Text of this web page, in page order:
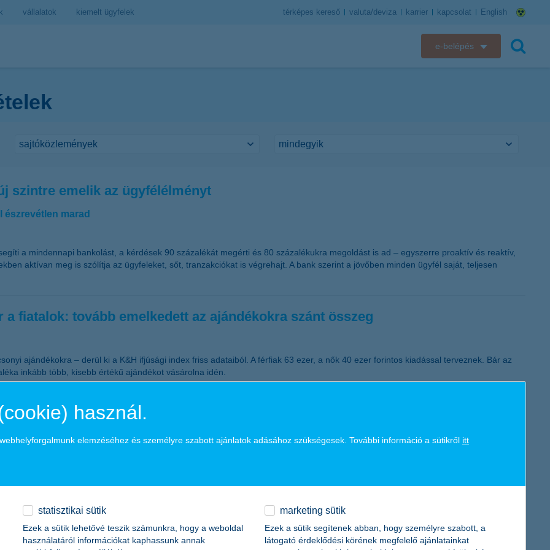
vállalatok kiemelt ügyfelek térképes kereső valuta/deviza karrier kapcsolat English
e-belépés
K&H e-kártyafelület
szintre emelik az ügyfélélményt
észrevétlen marad
a mindennapi bankolást, a kérdések 90 százalékát megérti és 80 százalékukra megoldást is ad – egyszerre proaktív és reaktív,
aktívan meg is szólítja az ügyfeleket, sőt, tranzakciókat is végrehajt. A bank szerint a jövőben minden ügyfél saját, teljesen
fiatalok: tovább emelkedett az ajándékokra szánt összeg
ajándékokra – derül ki a K&H ifjúsági index friss adataiból. A férfiak 63 ezer, a nők 40 ezer forintos kiadással terveznek. Bár az
inkább több, kisebb értékű ajándékot vásárolna idén.
a nagyvállalatok helyzetén is javít
3 százalékos kamatozású vállalati hitelprogram, amelynek indirekt hatásai kezdenek begyűrűzni most már a nagyvállalati
– mi a kkv-k sikerének titka?
használ.
elemzéséhez és személyre szabott ajánlatok adásához szükségesek. További információ a sütikről itt
statisztikai sütik
Ezek a sütik lehetővé teszik számunkra, hogy a weboldal
használatáról információkat kaphassunk annak
marketing sütik
Ezek a sütik segítenek abban, hogy személyre szabott, a
látogató érdeklődési körének megfelelő ajánlatainkat